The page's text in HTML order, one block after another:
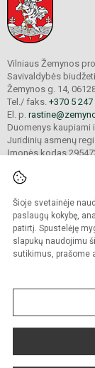
Šioje svetainėje
paslaugų kokybę,
patirtį. Spustelėję
slapukų naudojimu
sutikimus, prašome
Vilniaus Žemynos
Savivaldybės
Žemynos g. 14,
Tel./ faks. +370 5 247
El. p.
Duomenys kaupiami
Juridinių asmenų
Įmonės kodas
© 2024.
Kopijuoti turinį be
Sumanus